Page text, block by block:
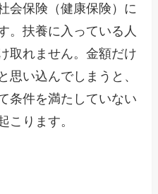
会保険（健康保険）に
。扶養に入っている人
取れません。金額だけ
思い込んでしまうと、
条件を満たしていない
こります。